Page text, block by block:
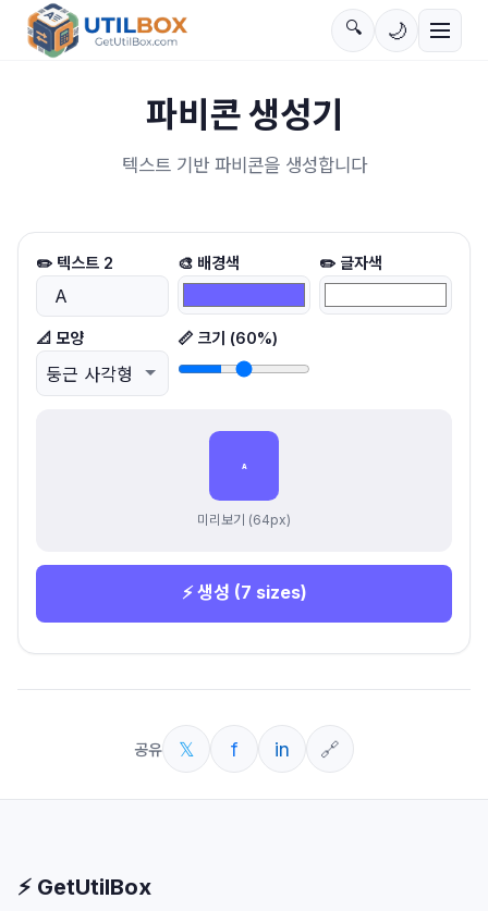
🔍 🌙
파비콘 생성기
텍스트 기반 파비콘을 생성합니다
✏️ 텍스트 2 🎨 배경색 ✏️ 글자색
📐 모양 📏 크기 (60%)
A
미리보기 (64px)
⚡ 생성 (7 sizes)
공유 𝕏 f in 🔗
⚡ GetUtilBox